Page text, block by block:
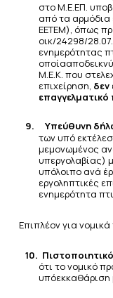
στο Μ.Ε.ΕΠ.
από τα αρμόδια
ΕΕΤΕΜ), όπως
οικ/24298/
ενημερότητας
οποία
Μ.Ε.Κ. που
επιχείρηση, δεν
επαγγελματικό
9. Υπεύθυνη
των υπό
μεμονωμένος
υπεργολαβίας)
υπόλοιπο ανά
εργοληπτικές
ενημερότητα
Επιπλέον για
10.
ότι το νομικό
υπόεκκαθάριση